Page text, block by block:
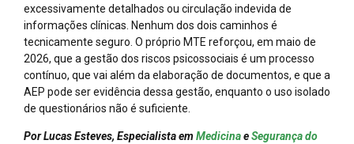
excessivamente detalhados ou circulação indevida de
informações clínicas. Nenhum dos dois caminhos é
tecnicamente seguro. O próprio MTE reforçou, em maio de
2026, que a gestão dos riscos psicossociais é um processo
contínuo, que vai além da elaboração de documentos, e que a
AEP pode ser evidência dessa gestão, enquanto o uso isolado
de questionários não é suficiente.
Por Lucas Esteves, Especialista emMedicinaeSegurança do